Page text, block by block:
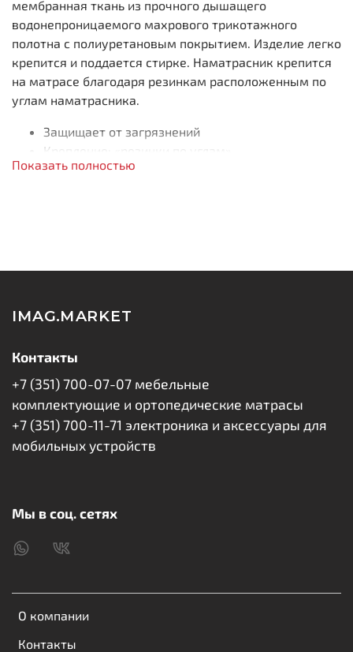
мембранная ткань из прочного дышащего
водонепроницаемого махрового трикотажного
полотна с полиуретановым покрытием. Изделие легко
крепится и поддается стирке. Наматрасник крепится
на матрасе благодаря резинкам расположенным по
углам наматрасника.
Защищает от загрязнений
Крепление: «резинки по углам»
Легко поддаётся стирке
Показать полностью
IMAG.MARKET
О компании
Контакты
Контакты
+7 (351) 700-07-07 мебельные
комплектующие и ортопедические матрасы
+7 (351) 700-11-71 электроника и аксессуары для
мобильных устройств
Мы в соц. сетях